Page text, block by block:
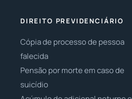
DIREITO PREVIDENCIÁRIO
Cópia de processo de pessoa
falecida
Pensão por morte em caso de
suicídio